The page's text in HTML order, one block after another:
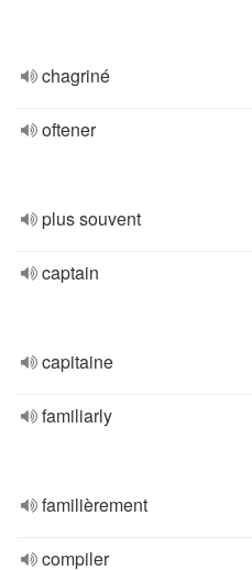
chagriné
oftener
plus souvent
captain
capitaine
familiarly
familièrement
compiler